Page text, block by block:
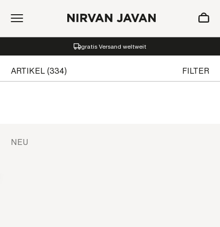
ZUM WARENKORB HINZUGEFÜGT
Oh! Ihr Warenkorb ist leer.
gratis Versand weltweit
ARTIKEL (334) FILTER
NEU